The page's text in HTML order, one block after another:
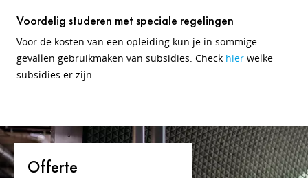
Voordelig studeren met speciale regelingen
Voor de kosten van een opleiding kun je in sommige
gevallen gebruikmaken van subsidies. Check hier welke
subsidies er zijn.
Offerte